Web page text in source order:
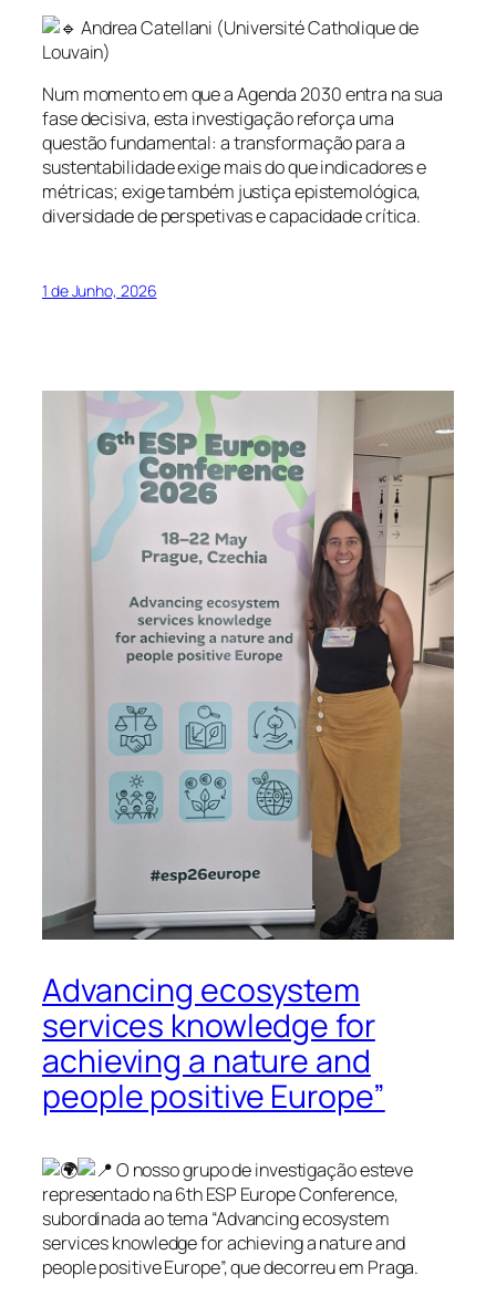
Andrea Catellani (Université Catholique de
Louvain)
Num momento em que a Agenda 2030 entra na sua
fase decisiva, esta investigação reforça uma
questão fundamental: a transformação para a
sustentabilidade exige mais do que indicadores e
métricas; exige também justiça epistemológica,
diversidade de perspetivas e capacidade crítica.
1 de Junho, 2026
Advancing ecosystem
services knowledge for
achieving a nature and
people positive Europe”
O nosso grupo de investigação esteve
representado na 6th ESP Europe Conference,
subordinada ao tema “Advancing ecosystem
services knowledge for achieving a nature and
people positive Europe”, que decorreu em Praga.